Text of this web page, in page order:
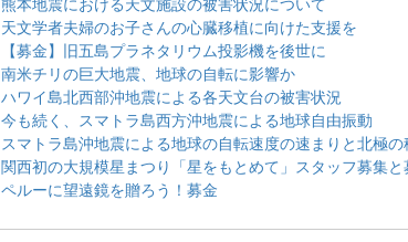
天文学者夫婦のお子さんの心臓移植に向けた支援を
【募金】旧五島プラネタリウム投影機を後世に
南米チリの巨大地震、地球の自転に影響か
ハワイ島北西部沖地震による各天文台の被害状況
今も続く、スマトラ島西方沖地震による地球自由振動
スマトラ島沖地震による地球の自転速度の速まりと北極の
関西初の大規模星まつり「星をもとめて」スタッフ募集と
ペルーに望遠鏡を贈ろう！募金